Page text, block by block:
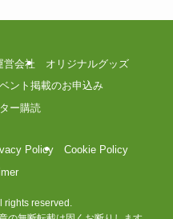
営会社
オリジナルグッズ
ント掲載のお申込み
ー購読
Policy
Cookie Policy
rights reserved.